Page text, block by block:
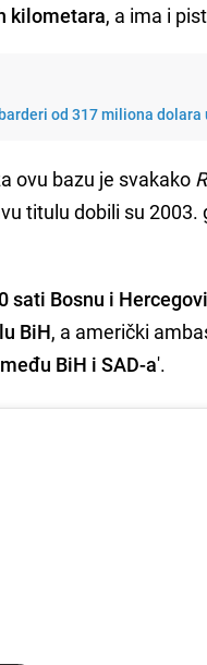
kilometara, a ima i
od 317 miliona
ovu bazu je svakako
titulu dobili su
sati Bosnu i
BiH, a američki
BiH i SAD-a'.